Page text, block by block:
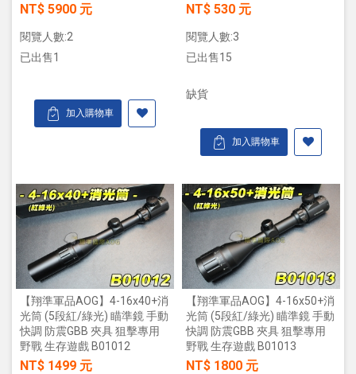
NT$ 5900 元
閱覽人數:2
已出售1
加入購物車
NT$ 530 元
閱覽人數:3
已出售15
缺貨
加入購物車
【翔準軍品AOG】4-16x40+消
光筒 (5段紅/綠光) 瞄準鏡 手動
快調 防震GBB 夾具 狙擊專用
野戰 生存遊戲 B01012
NT$ 1499 元
【翔準軍品AOG】4-16x50+消
光筒 (5段紅/綠光) 瞄準鏡 手動
快調 防震GBB 夾具 狙擊專用
野戰 生存遊戲 B01013
NT$ 1800 元